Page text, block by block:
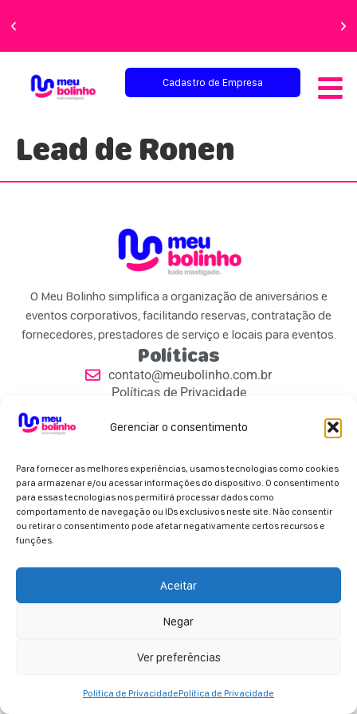
Gerenciar o consentimento
Para fornecer as melhores experiências, usamos tecnologias como cookies
para armazenar e/ou acessar informações do dispositivo. O consentimento
para essas tecnologias nos permitirá processar dados como
comportamento de navegação ou IDs exclusivos neste site. Não consentir
ou retirar o consentimento pode afetar negativamente certos recursos e
funções.
Aceitar
Negar
Ver preferências
Politica de PrivacidadePolitica de Privacidade
perfeita!
Cadastro de Empresa
Lead de Ronen
O Meu Bolinho simplifica a organização de aniversários e
eventos corporativos, facilitando reservas, contratação de
fornecedores, prestadores de serviço e locais para eventos.
Políticas
contato@meubolinho.com.br
Políticas de Privacidade
Parceiros Oficiais
Copyright 2026 - Meu Bolinho. Todos os direitos